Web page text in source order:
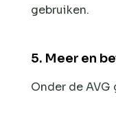
gebruiken.
5. Meer en
Onder de